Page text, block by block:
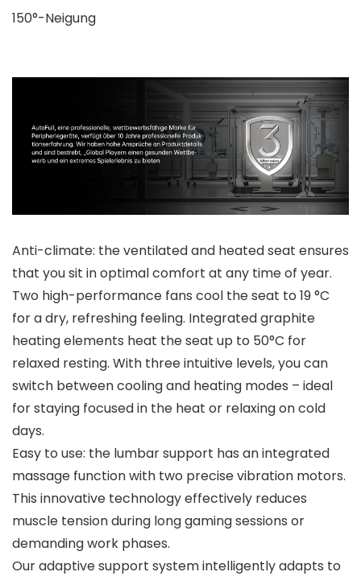
150°-Neigung
Anti-climate: the ventilated and heated seat ensures
that you sit in optimal comfort at any time of year.
Two high-performance fans cool the seat to 19 °C
for a dry, refreshing feeling. Integrated graphite
heating elements heat the seat up to 50°C for
relaxed resting. With three intuitive levels, you can
switch between cooling and heating modes – ideal
for staying focused in the heat or relaxing on cold
days.
Easy to use: the lumbar support has an integrated
massage function with two precise vibration motors.
This innovative technology effectively reduces
muscle tension during long gaming sessions or
demanding work phases.
Our adaptive support system intelligently adapts to